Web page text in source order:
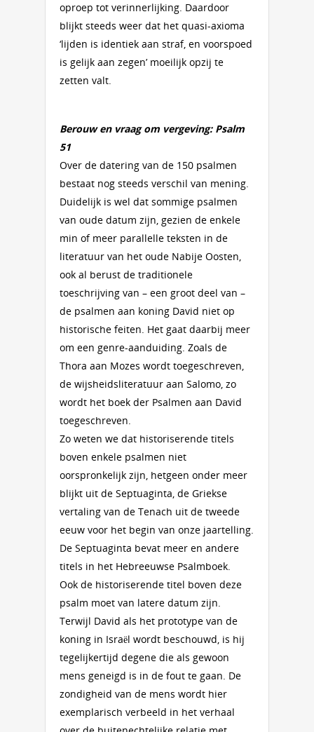
oproep tot verinnerlijking. Daardoor
blijkt steeds weer dat het quasi-axioma
‘lijden is identiek aan straf, en voorspoed
is gelijk aan zegen’ moeilijk opzij te
zetten valt.
Berouw en vraag om vergeving: Psalm
51
Over de datering van de 150 psalmen
bestaat nog steeds verschil van mening.
Duidelijk is wel dat sommige psalmen
van oude datum zijn, gezien de enkele
min of meer parallelle teksten in de
literatuur van het oude Nabije Oosten,
ook al berust de traditionele
toeschrijving van – een groot deel van –
de psalmen aan koning David niet op
historische feiten. Het gaat daarbij meer
om een genre-aanduiding. Zoals de
Thora aan Mozes wordt toegeschreven,
de wijsheidsliteratuur aan Salomo, zo
wordt het boek der Psalmen aan David
toegeschreven.
Zo weten we dat historiserende titels
boven enkele psalmen niet
oorspronkelijk zijn, hetgeen onder meer
blijkt uit de Septuaginta, de Griekse
vertaling van de Tenach uit de tweede
eeuw voor het begin van onze jaartelling.
De Septuaginta bevat meer en andere
titels in het Hebreeuwse Psalmboek.
Ook de historiserende titel boven deze
psalm moet van latere datum zijn.
Terwijl David als het prototype van de
koning in Israël wordt beschouwd, is hij
tegelijkertijd degene die als gewoon
mens geneigd is in de fout te gaan. De
zondigheid van de mens wordt hier
exemplarisch verbeeld in het verhaal